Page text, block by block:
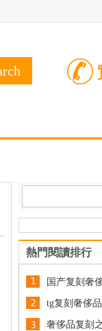
熱門閱讀排行
国产复刻奢
tg复刻奢侈品
奢侈品复刻